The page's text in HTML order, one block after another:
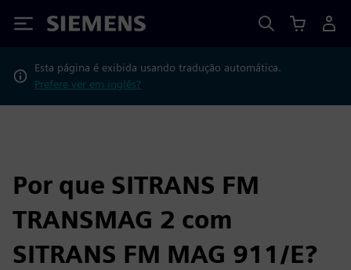
Siemens
Esta página é exibida usando tradução automática.
Prefere ver em inglês?
Por que SITRANS FM
TRANSMAG 2 com
SITRANS FM MAG 911/E?